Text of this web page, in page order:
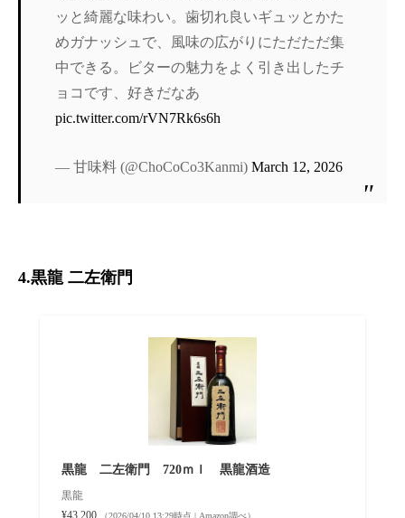
ッと綺麗な味わい。歯切れ良いギュッとかた
めガナッシュで、風味の広がりにただただ集
中できる。ビターの魅力をよく引き出したチ
ョコです、好きだなあ
pic.twitter.com/rVN7Rk6s6h
— 甘味料 (@ChoCoCo3Kanmi)March 12, 2026
4.黒龍 二左衛門
黒龍 二左衛門 720ｍｌ 黒龍酒造
黒龍
¥43,200
（2026/04/10 13:29時点 | Amazon調べ）